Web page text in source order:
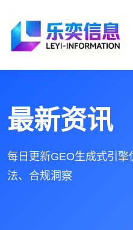
最新资讯
每日更新GEO生成式引
法、合规洞察